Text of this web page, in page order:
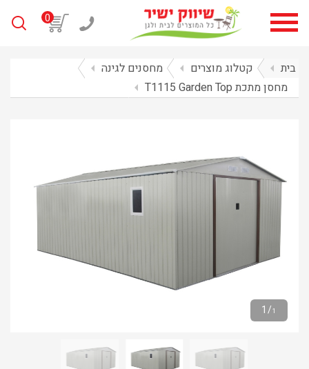
0
בית arrow_left קטלוג מוצרים arrow_left מחסנים לגינה arrow_left
מחסן מתכת T1115 Garden Top
arrow_left
1/1